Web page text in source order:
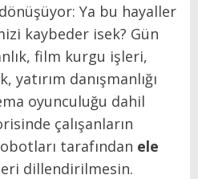
Ya bu hayaller
kaybeder isek? Gün
film kurgu işleri,
danışmanlığı
oyunculuğu dahil
çalışanların
tarafından ele
dillendirilmesin.